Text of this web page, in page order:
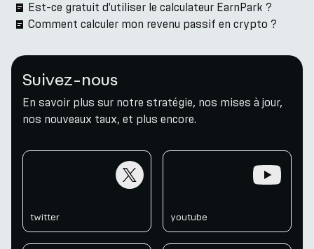
Est-ce gratuit d'utiliser le calculateur EarnPark ?
Comment calculer mon revenu passif en crypto ?
Suivez-nous
En savoir plus sur notre stratégie, nos mises à jour,
nos nouveaux taux, et plus encore.
twitter youtube